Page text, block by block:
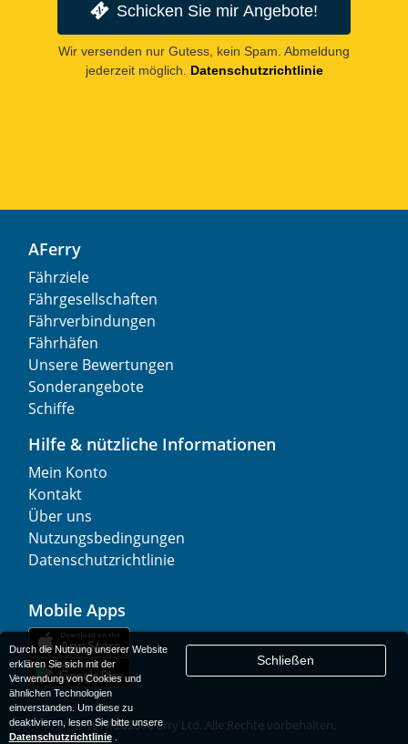
Schicken Sie mir Angebote!
Wir versenden nur Gutess, kein Spam. Abmeldung
jederzeit möglich.
Datenschutzrichtlinie
AFerry
Fährziele
Fährgesellschaften
Fährverbindungen
Fährhäfen
Unsere Bewertungen
Sonderangebote
Schiffe
Hilfe & nützliche Informationen
Mein Konto
Kontakt
Über uns
Nutzungsbedingungen
Datenschutzrichtlinie
Mobile Apps
© 1977-2026AFerry Ltd. Alle Rechte vorbehalten.
Durch die Nutzung unserer Website
erklären Sie sich mit der
Verwendung von Cookies und
ähnlichen Technologien
einverstanden. Um diese zu
deaktivieren, lesen Sie bitte unsere
Datenschutzrichtlinie.
Schließen